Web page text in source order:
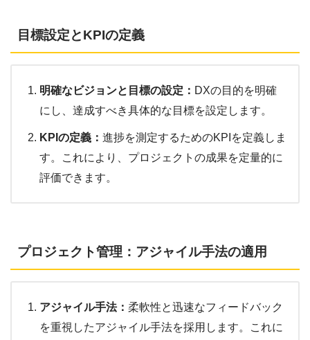
目標設定とKPIの定義
明確なビジョンと目標の設定： DXの目的を明確
にし、達成すべき具体的な目標を設定します。
KPIの定義： 進捗を測定するためのKPIを定義しま
す。これにより、プロジェクトの成果を定量的に
評価できます。
プロジェクト管理：アジャイル手法の適用
アジャイル手法： 柔軟性と迅速なフィードバック
を重視したアジャイル手法を採用します。これに